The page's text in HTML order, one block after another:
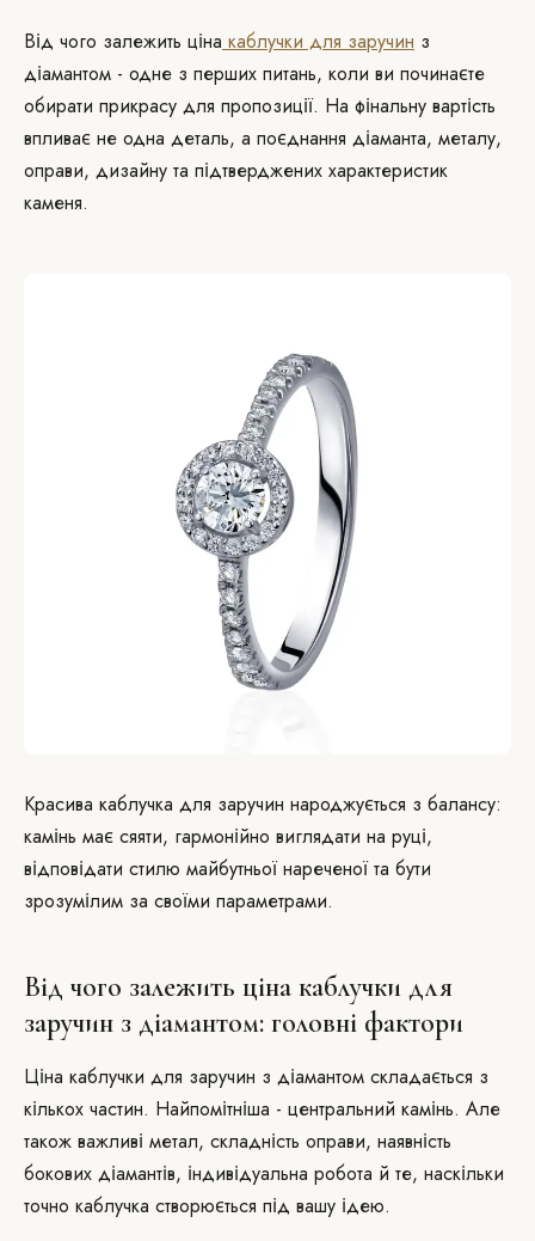
Від чого залежить ціна каблучки для заручин з
діамантом - одне з перших питань, коли ви починаєте
обирати прикрасу для пропозиції. На фінальну вартість
впливає не одна деталь, а поєднання діаманта, металу,
оправи, дизайну та підтверджених характеристик
каменя.
Красива каблучка для заручин народжується з балансу:
камінь має сяяти, гармонійно виглядати на руці,
відповідати стилю майбутньої нареченої та бути
зрозумілим за своїми параметрами.
Від чого залежить ціна каблучки для
заручин з діамантом: головні фактори
Ціна каблучки для заручин з діамантом складається з
кількох частин. Найпомітніша - центральний камінь. Але
також важливі метал, складність оправи, наявність
бокових діамантів, індивідуальна робота й те, наскільки
точно каблучка створюється під вашу ідею.